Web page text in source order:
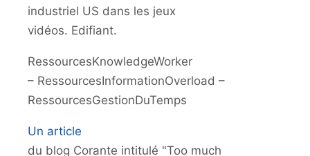
industriel US dans les jeux
vidéos. Edifiant.
RessourcesKnowledgeWorker
– RessourcesInformationOverload –
RessourcesGestionDuTemps
Un article
du blog Corante intitulé "Too much